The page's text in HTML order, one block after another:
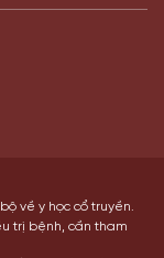
về y học cổ truyền.
trị bệnh, cần tham